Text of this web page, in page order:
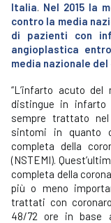
Italia. Nel 2015 la
contro la media
di pazienti con
angioplastica
media nazionale del
“L’infarto acuto
distingue in infarto
sempre trattato nel
sintomi in quanto
completa della
(NSTEMI).
completa della
più o meno
trattati con
48/72 ore in base